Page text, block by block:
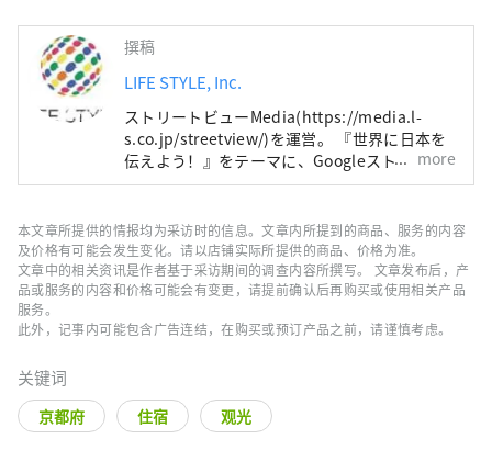
撰稿
LIFE STYLE, Inc.
ストリートビューMedia(https://media.l-
s.co.jp/streetview/)を運営。 『世界に日本を
伝えよう！』をテーマに、Googleストリート
ビューを通して 世界中の見たことがないよう
more
本文章所提供的情报均为采访时的信息。文章内所提到的商品、服务的内容
及价格有可能会发生变化。请以店铺实际所提供的商品、价格为准。
文章中的相关资讯是作者基于采访期间的调查内容所撰写。 文章发布后，产
品或服务的内容和价格可能会有变更，请提前确认后再购买或使用相关产品
服务。
此外，记事内可能包含广告连结，在购买或预订产品之前，请谨慎考虑。
关键词
京都府 住宿 观光